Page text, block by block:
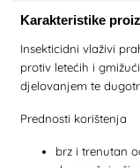
Karakteristike
Insekticidni vlaživi
protiv letećih i
djelovanjem te
Prednosti korištenja
brz i trenutan